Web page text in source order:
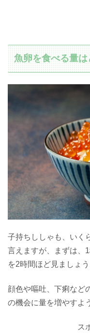
魚卵を食べる量
子持ちししゃも、いく
言えますが、まずは、
を2時間ほど見ましょう
顔色や嘔吐、下痢など
の機会に量を増やすよ
ス